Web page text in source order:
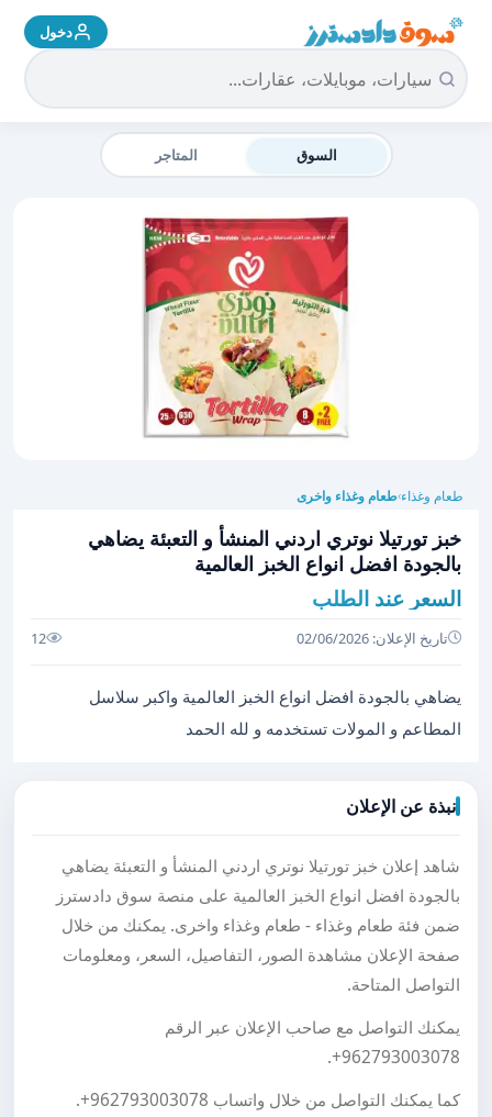
سوق دادسترز الرئيسية دخول
السوق المتاجر
طعام وغذاء›طعام وغذاء واخرى
خبز تورتيلا نوتري اردني المنشأ و التعبئة يضاهي
بالجودة افضل انواع الخبز العالمية
السعر عند الطلب
تاريخ الإعلان: 02/06/2026 12
يضاهي بالجودة افضل انواع الخبز العالمية واكبر سلاسل
المطاعم و المولات تستخدمه و لله الحمد
نبذة عن الإعلان
شاهد إعلان خبز تورتيلا نوتري اردني المنشأ و التعبئة يضاهي
بالجودة افضل انواع الخبز العالمية على منصة سوق دادسترز
ضمن فئة طعام وغذاء - طعام وغذاء واخرى. يمكنك من خلال
صفحة الإعلان مشاهدة الصور، التفاصيل، السعر، ومعلومات
التواصل المتاحة.
يمكنك التواصل مع صاحب الإعلان عبر الرقم
+962793003078
.
كما يمكنك التواصل من خلال واتساب +962793003078
.